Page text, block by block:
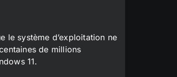
le système d’exploitation ne
de millions
11.